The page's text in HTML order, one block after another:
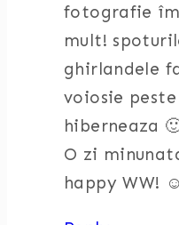
fotografie
mult!
ghirlandele
voiosie
hiberneaza
O zi
happy WW! ☺